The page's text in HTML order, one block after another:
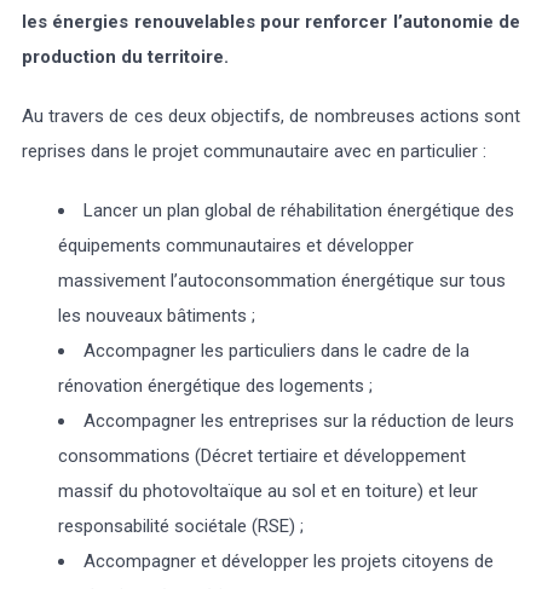
les énergies renouvelables pour renforcer l’autonomie de
production du territoire.
Au travers de ces deux objectifs, de nombreuses actions sont
reprises dans le projet communautaire avec en particulier :
Lancer un plan global de réhabilitation énergétique des
équipements communautaires et développer
massivement l’autoconsommation énergétique sur tous
les nouveaux bâtiments ;
Accompagner les particuliers dans le cadre de la
rénovation énergétique des logements ;
Accompagner les entreprises sur la réduction de leurs
consommations (Décret tertiaire et développement
massif du photovoltaïque au sol et en toiture) et leur
responsabilité sociétale (RSE) ;
Accompagner et développer les projets citoyens de